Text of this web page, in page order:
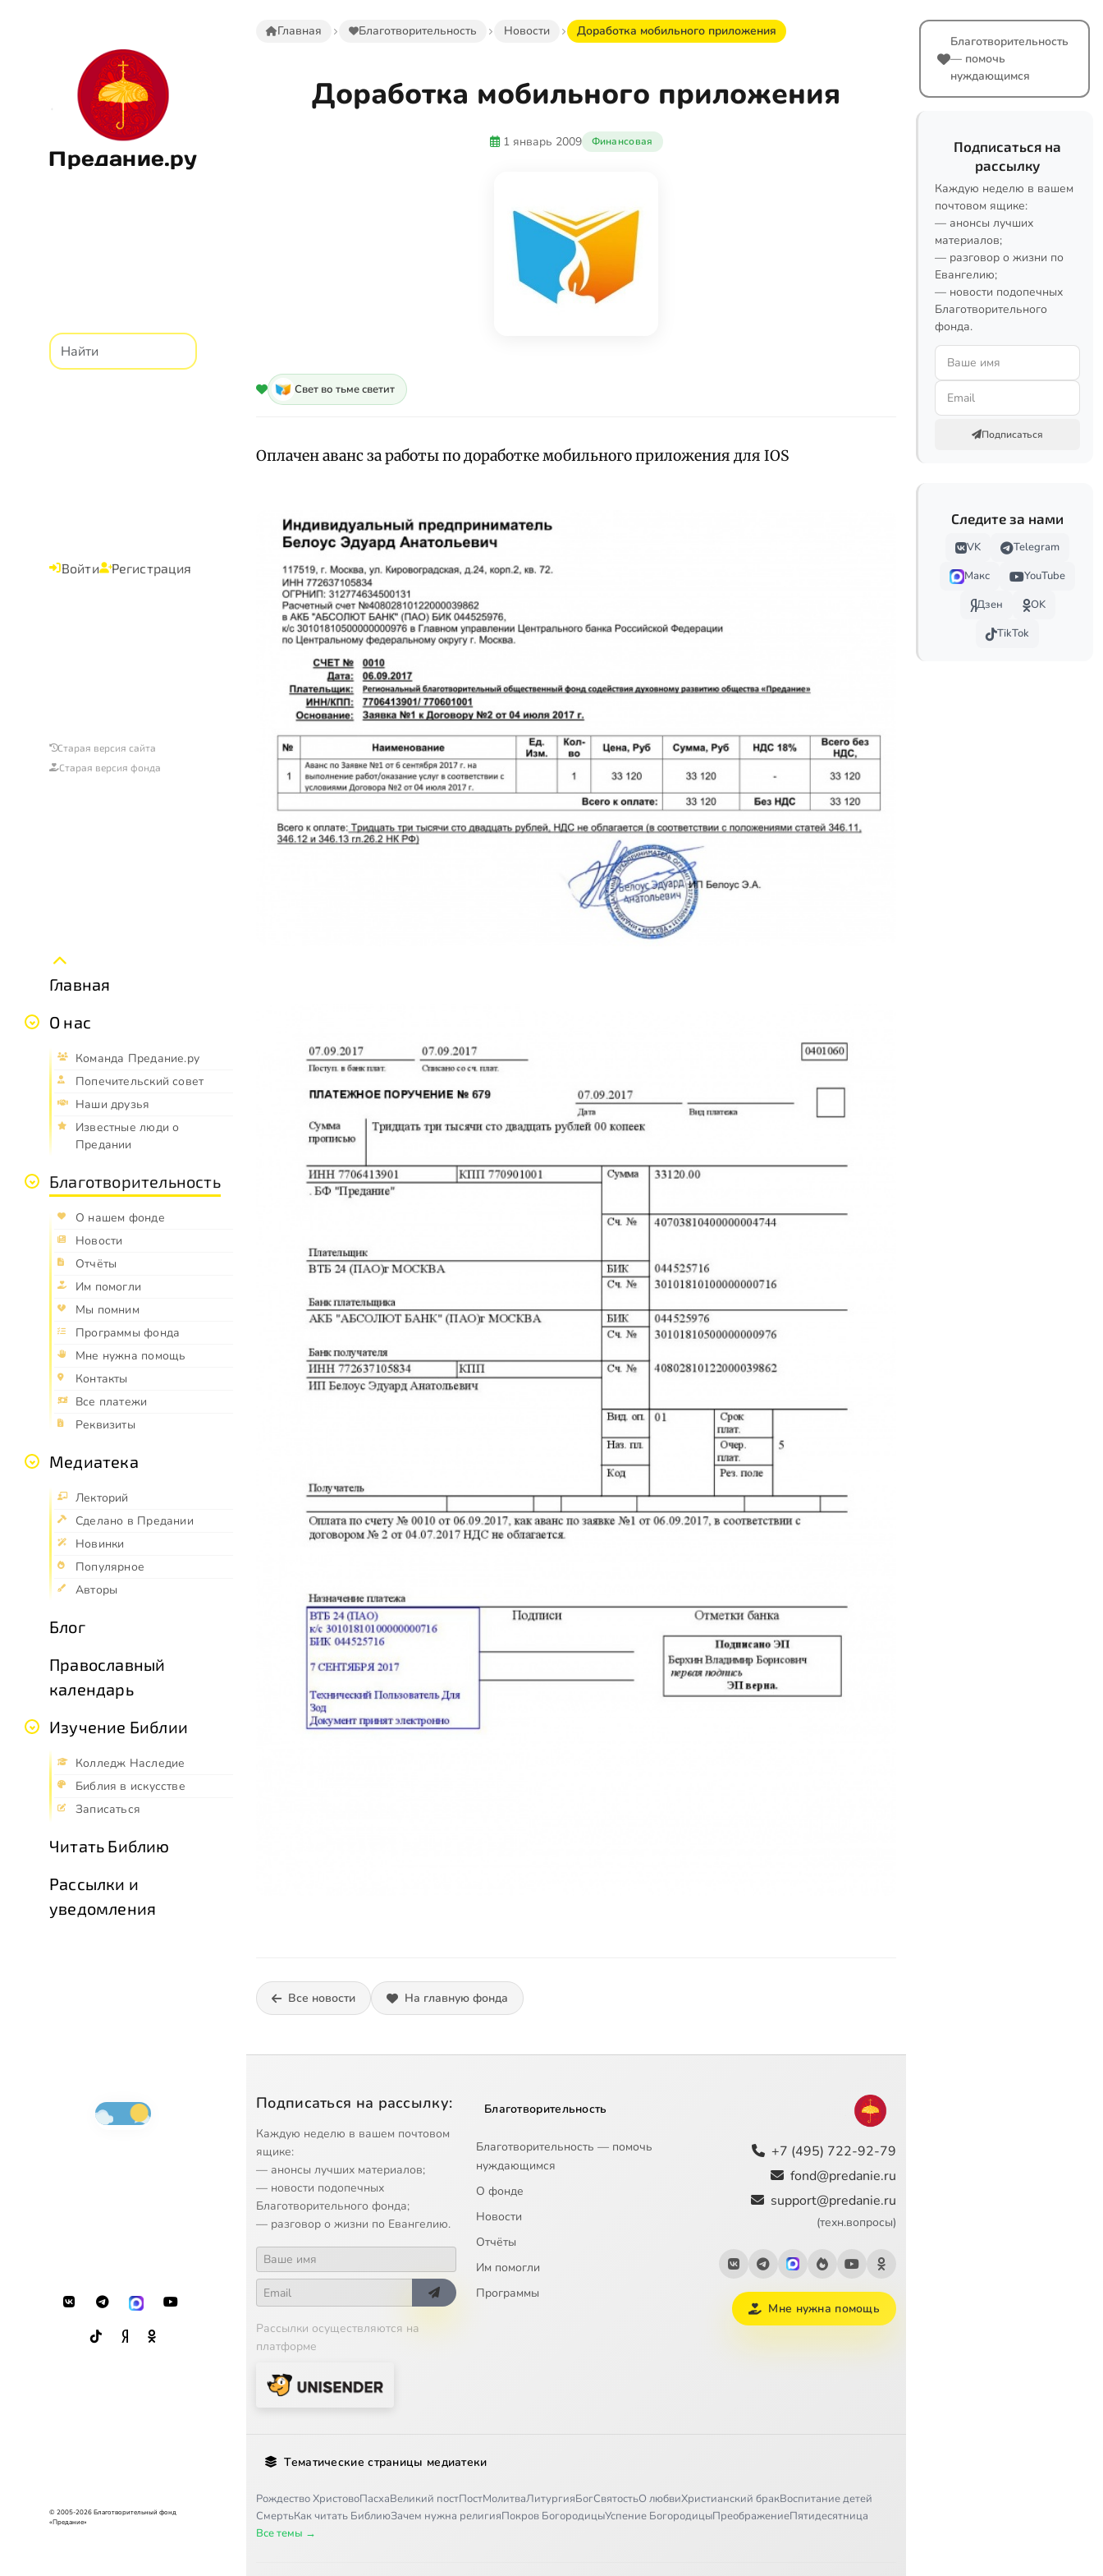
Предание.ру
Войти Регистрация
Старая версия сайта
Старая версия фонда
Главная
О нас
Команда Предание.ру
Попечительский совет
Наши друзья
Известные люди о
Предании
Благотворительность
О нашем фонде
Новости
Отчёты
Им помогли
Мы помним
Программы фонда
Мне нужна помощь
Контакты
Все платежи
Реквизиты
Медиатека
Лекторий
Сделано в Предании
Новинки
Популярное
Авторы
Блог
Православный
календарь
Изучение Библии
Колледж Наследие
Библия в искусстве
Записаться
Читать Библию
Рассылки и
уведомления
© 2005-2026 Благотворительный фонд
«Предание»
Главная Благотворительность Новости Доработка мобильного приложения
Доработка мобильного приложения
1 январь 2009 Финансовая
Свет во тьме светит
Оплачен аванс за работы по доработке мобильного приложения для IOS
Все новости На главную фонда
Подписаться на рассылку:
Каждую неделю в вашем почтовом
ящике:
— анонсы лучших материалов;
— новости подопечных
Благотворительного фонда;
— разговор о жизни по Евангелию.
Рассылки осуществляются на
платформе
Благотворительность
Благотворительность — помочь
нуждающимся
О фонде
Новости
Отчёты
Им помогли
Программы
+7 (495) 722-92-79
fond@predanie.ru
support@predanie.ru
(техн.вопросы)
Мне нужна помощь
Тематические страницы медиатеки
Рождество ХристовоПасхаВеликий постПостМолитваЛитургияБогСвятостьО любвиХристианский бракВоспитание детей
СмертьКак читать БиблиюЗачем нужна религияПокров БогородицыУспение БогородицыПреображениеПятидесятница
Все темы →
Благотворительность
— помочь
нуждающимся
Подписаться на
рассылку
Каждую неделю в вашем
почтовом ящике:
— анонсы лучших
материалов;
— разговор о жизни по
Евангелию;
— новости подопечных
Благотворительного
фонда.
Подписаться
Следите за нами
VK
Telegram
Макс
YouTube
Дзен
OK
TikTok